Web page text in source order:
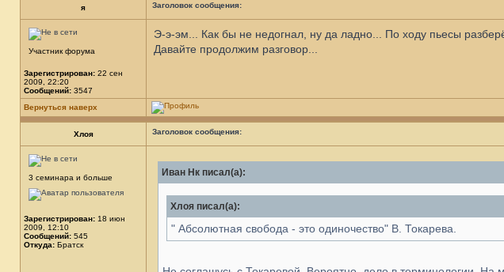
я Заголовок сообщения:
Участник форума
Зарегистрирован: 22 сен
2009, 22:20
Сообщений: 3547
Э-э-эм... Как бы не недогнал, ну да ладно... По ходу пьесы
Давайте продолжим разговор...
Вернуться наверх
Хлоя Заголовок сообщения:
3 семинара и больше
Зарегистрирован: 18 июн
2009, 12:10
Сообщений: 545
Откуда: Братск
Иван Нк писал(а):
Хлоя писал(а):
" Абсолютная свобода - это одиночество" В. Токарева.